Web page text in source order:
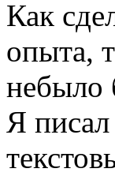
Как
опыта,
небыло
Я